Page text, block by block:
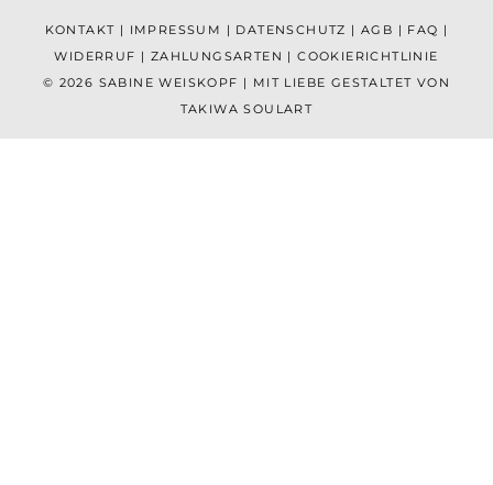
KONTAKT | IMPRESSUM | DATENSCHUTZ | AGB | FAQ |
WIDERRUF | ZAHLUNGSARTEN |COOKIERICHTLINIE
© 2026 SABINE WEISKOPF | MIT LIEBE GESTALTET VON
TAKIWA SOULART